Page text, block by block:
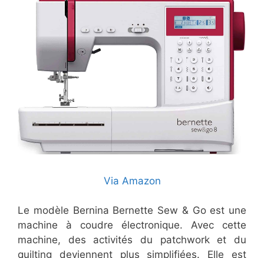
Via Amazon
Le modèle Bernina Bernette Sew & Go est une
machine à coudre électronique. Avec cette
machine, des activités du patchwork et du
quilting deviennent plus simplifiées. Elle est